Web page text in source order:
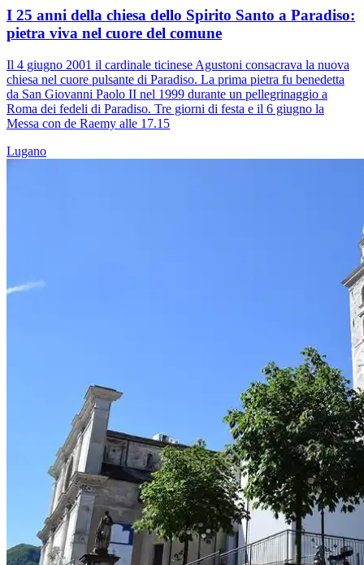
I 25 anni della chiesa dello Spirito Santo a Paradiso:
pietra viva nel cuore del comune
Il 4 giugno 2001 il cardinale ticinese Agustoni consacrava la nuova
chiesa nel cuore pulsante di Paradiso. La prima pietra fu benedetta
da San Giovanni Paolo II nel 1999 durante un pellegrinaggio a
Roma dei fedeli di Paradiso. Tre giorni di festa e il 6 giugno la
Messa con de Raemy alle 17.15
Lugano